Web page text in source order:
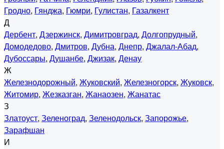
Гродно, Гянджа, Гюмри, Гулистан, Газалкент
Д
Дербент, Дзержинск, Димитровград, Долгопрудный,
Домодедово, Дмитров, Дубна, Днепр, Джалал-Абад,
Дубоссары, Душанбе, Джизак, Денау
Ж
Железнодорожный, Жуковский, Железногорск, Жуковск,
Житомир, Жезказган, Жанаозен, Жанатас
З
Златоуст, Зеленоград, Зеленодольск, Запорожье,
Зарафшан
И